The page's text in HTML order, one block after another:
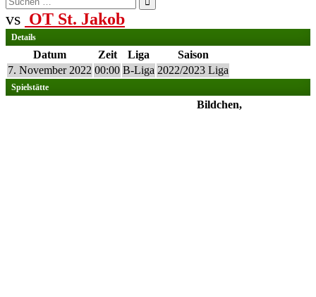
nach:
vs OT St. Jakob
Details
Datum Zeit Liga
Saison
7. November 2022 00:00 B-Liga 2022/2023 Liga
Spielstätte
Bildchen,